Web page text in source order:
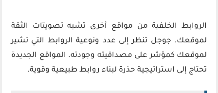
الروابط الخلفية من مواقع أخرى تشبه تصويتات الثقة
لموقعك. جوجل تنظر إلى عدد ونوعية الروابط التي تشير
لموقعك كمؤشر على مصداقيته وجودته. المواقع الجديدة
تحتاج إلى استراتيجية حذرة لبناء روابط طبيعية وقوية.